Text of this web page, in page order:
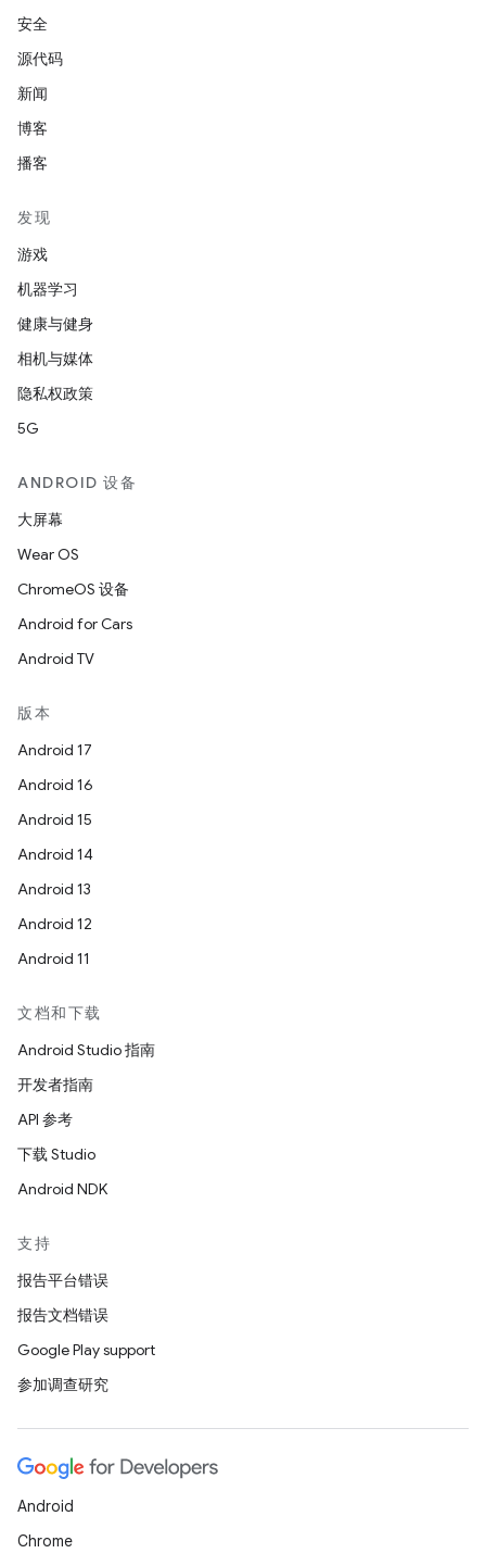
安全
源代码
新闻
博客
播客
发现
游戏
机器学习
健康与健身
相机与媒体
隐私权政策
5G
ANDROID 设备
大屏幕
Wear OS
ChromeOS 设备
Android for Cars
Android TV
版本
Android 17
Android 16
Android 15
Android 14
Android 13
Android 12
Android 11
文档和下载
Android Studio 指南
开发者指南
API 参考
下载 Studio
Android NDK
支持
报告平台错误
报告文档错误
Google Play support
参加调查研究
Android
Chrome